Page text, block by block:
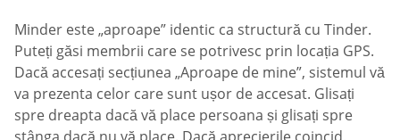
Minder este „aproape” identic ca structură cu Tinder.
Puteți găsi membrii care se potrivesc prin locația GPS.
Dacă accesați secțiunea „Aproape de mine”, sistemul vă
va prezenta celor care sunt ușor de accesat. Glisați
spre dreapta dacă vă place persoana și glisați spre